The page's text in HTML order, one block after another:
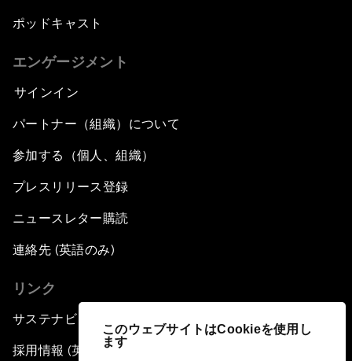
このウェブサイトはCookieを使用し
ます
ポッドキャスト
エンゲージメント
サインイン
パートナー（組織）について
参加する（個人、組織）
プレスリリース登録
ニュースレター購読
連絡先 (英語のみ)
リンク
サステナビリティへの取り組み
採用情報 (英語のみ)